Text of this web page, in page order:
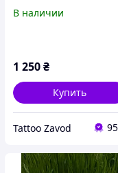
В наличии
1 250₴
Купить
Tattoo Zavod